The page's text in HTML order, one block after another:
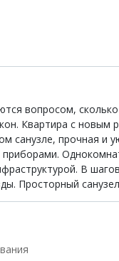
вопросом,
Квартира с новым
санузле, прочная и
В
Просторный